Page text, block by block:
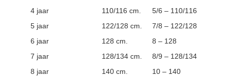
4 jaar
110/116 cm.
5/6 – 110/116
5 jaar
122/128 cm.
7/8 – 122/128
6 jaar
128 cm.
8 – 128
7 jaar
128/134 cm.
8/9 – 128/134
8 jaar
140 cm. 10 – 140